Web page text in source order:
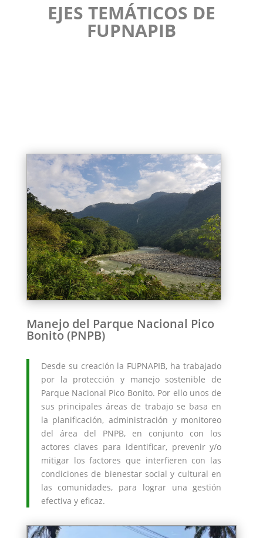
EJES TEMÁTICOS DE
FUPNAPIB
Manejo del Parque Nacional Pico
Bonito (PNPB)
Desde su creación la FUPNAPIB, ha trabajado
por la protección y manejo sostenible de
Parque Nacional Pico Bonito. Por ello unos de
sus principales áreas de trabajo se basa en
la planificación, administración y monitoreo
del área del PNPB, en conjunto con los
actores claves para identificar, prevenir y/o
mitigar los factores que interfieren con las
condiciones de bienestar social y cultural en
las comunidades, para lograr una gestión
efectiva y eficaz.